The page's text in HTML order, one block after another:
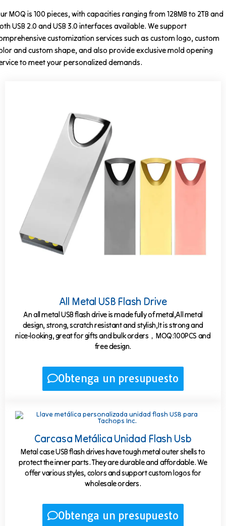
MOQ is 100 pieces, with capacities ranging from 128MB to 2TB and
USB 2.0 and USB 3.0 interfaces available. We support
customization services such as custom logo, custom
and custom shape, and also provide exclusive mold opening
to meet your personalized demands.
All Metal USB Flash Drive
An all metal USB flash drive is made fully of metal,All metal
design, strong, scratch resistant and stylish,It is strong and
nice-looking, great for gifts and bulk orders，MOQ:100PCS and
free design.
Obtenga un presupuesto
Carcasa Metálica Unidad Flash Usb
Metal case USB flash drives have tough metal outer shells to
protect the inner parts. They are durable and affordable. We
offer various styles, colors and support custom logos for
wholesale orders.
Obtenga un presupuesto